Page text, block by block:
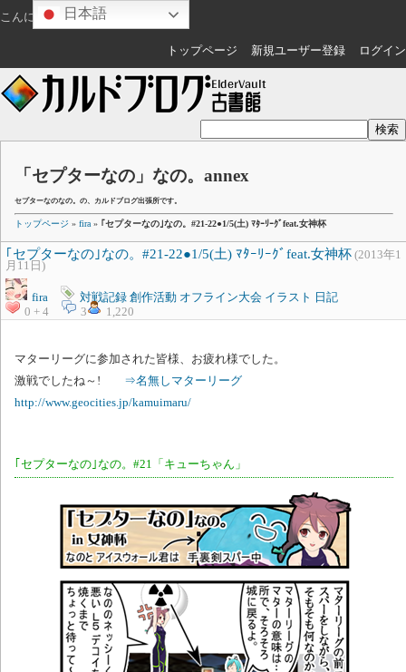
こんにちは ゲスト さん
トップページ 新規ユーザー登録 ログイン
「セプターなの」なの。annex
セプターなのなの。の、カルドブログ出張所です。
トップページ » fira » ｢セプターなの｣なの。#21-22●1/5(土) ﾏﾀｰﾘｰｸﾞfeat.女神杯
｢セプターなの｣なの。#21-22●1/5(土) ﾏﾀｰﾘｰｸﾞfeat.女神杯 (2013年1
月11日)
fira 対戦記録 創作活動 オフライン大会 イラスト
日記
0 + 4
3 1,220
マターリーグに参加された皆様、お疲れ様でした。
激戦でしたね～! ⇒名無しマターリーグ
http://www.geocities.jp/kamuimaru/
｢セプターなの｣なの。#21「キューちゃん」
日本語